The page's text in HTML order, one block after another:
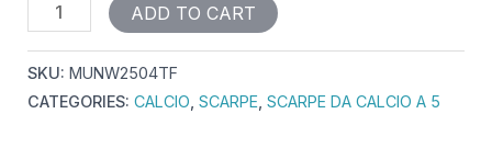
ADD TO CART
SKU: MUNW2504TF
CATEGORIES: CALCIO SCARPE SCARPE DA CALCIO A 5